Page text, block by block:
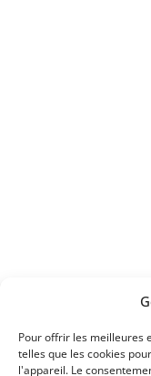
Pour offrir les meilleures
telles que les cookies
l'appareil. Le